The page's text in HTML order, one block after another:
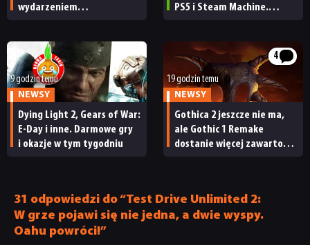
wydarzeniem
ma subskrybentów
PS5 i Steam Machine.
[RECENZJA TECHNICZNA]
9 godzin temu
NEWSY
Dying Light 2, Gears of War:
E-Day i inne. Darmowe gry
i okazje w tym tygodniu
4
19 godzin temu
NEWSY
Gothica 2 jeszcze nie ma,
ale Gothic 1 Remake
dostanie więcej zawartości.
31 odpowiedzi do “Test Drive Unlimited 2:
W grze pojawi się nie jedna, a dwie wyspy.
Oahu powróci!”